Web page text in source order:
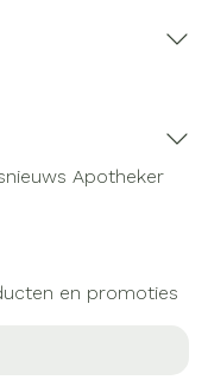
Apotheker
en promoties